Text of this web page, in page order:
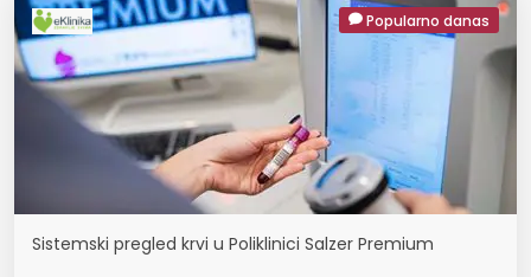
Popularno danas
Sistemski pregled krvi u Poliklinici Salzer Premium